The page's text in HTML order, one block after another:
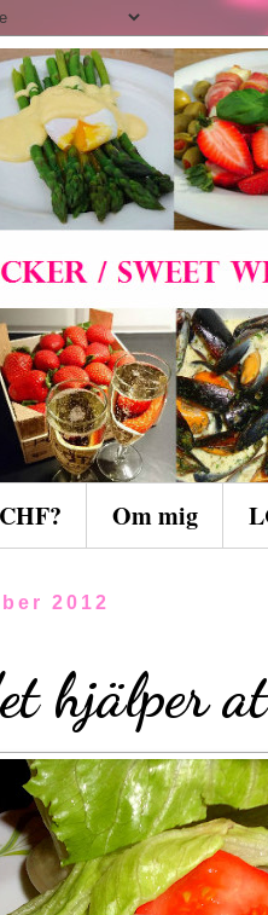
Om mig
2012
hjälper